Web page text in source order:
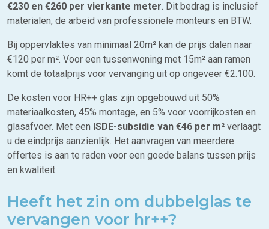
€230 en €260 per vierkante meter. Dit bedrag is inclusief
materialen, de arbeid van professionele monteurs en BTW.
Bij oppervlaktes van minimaal 20m² kan de prijs dalen naar
€120 per m². Voor een tussenwoning met 15m² aan ramen
komt de totaalprijs voor vervanging uit op ongeveer €2.100.
De kosten voor HR++ glas zijn opgebouwd uit 50%
materiaalkosten, 45% montage, en 5% voor voorrijkosten en
glasafvoer. Met een ISDE-subsidie van €46 per m² verlaagt
u de eindprijs aanzienlijk. Het aanvragen van meerdere
offertes is aan te raden voor een goede balans tussen prijs
en kwaliteit.
Heeft het zin om dubbelglas te
vervangen voor hr++?